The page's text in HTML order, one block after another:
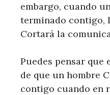
embargo, cuando
terminado contigo,
Cortará la
Puedes pensar que
de que un hombre
contigo cuando en